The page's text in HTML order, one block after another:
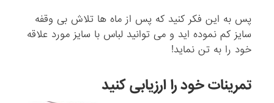
پس به این فکر کنید که پس از ماه ها تلاش بی وقفه
سایز کم نموده اید و می توانید لباس با سایز مورد علاقه
خود را به تن نماید!
تمرینات خود را ارزیابی کنید